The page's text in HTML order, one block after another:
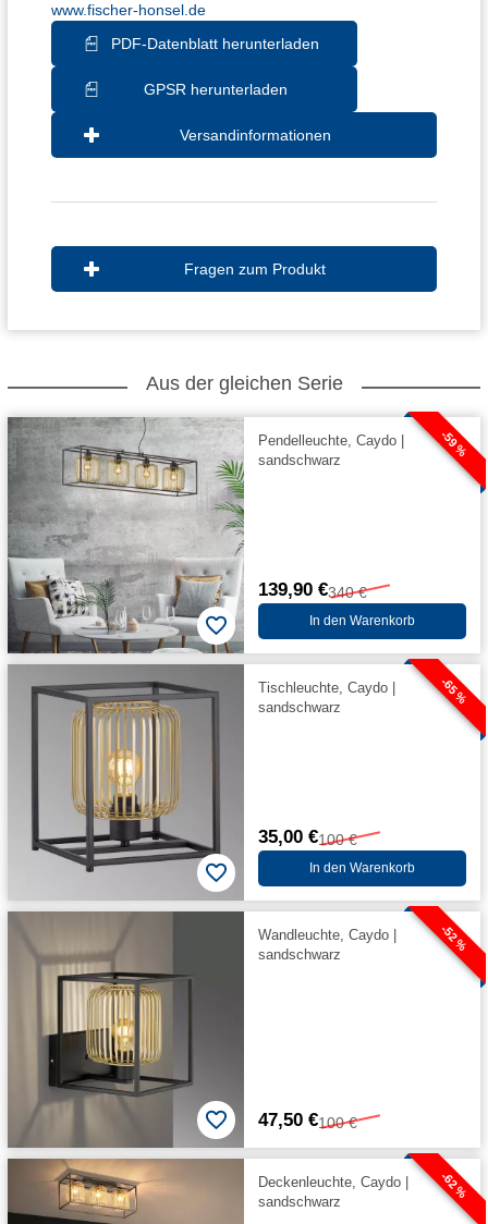
www.fischer-honsel.de
PDF-Datenblatt herunterladen
GPSR herunterladen
Versandinformationen
Fragen zum Produkt
Aus der gleichen Serie
-59 %
Pendelleuchte, Caydo |
sandschwarz
139,90 €340 €
In den Warenkorb
-65 %
Tischleuchte, Caydo |
sandschwarz
35,00 €100 €
In den Warenkorb
-52 %
Wandleuchte, Caydo |
sandschwarz
47,50 €100 €
-62 %
Deckenleuchte, Caydo |
sandschwarz